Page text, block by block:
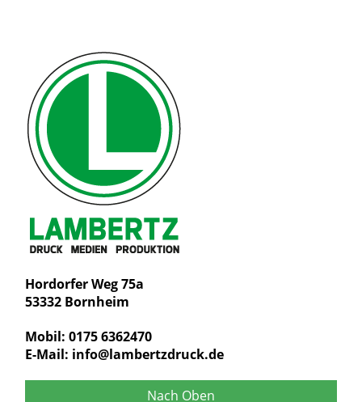
Hordorfer Weg 75a
53332 Bornheim
Mobil: 0175 6362470
E-Mail: info@lambertzdruck.de
Nach Oben